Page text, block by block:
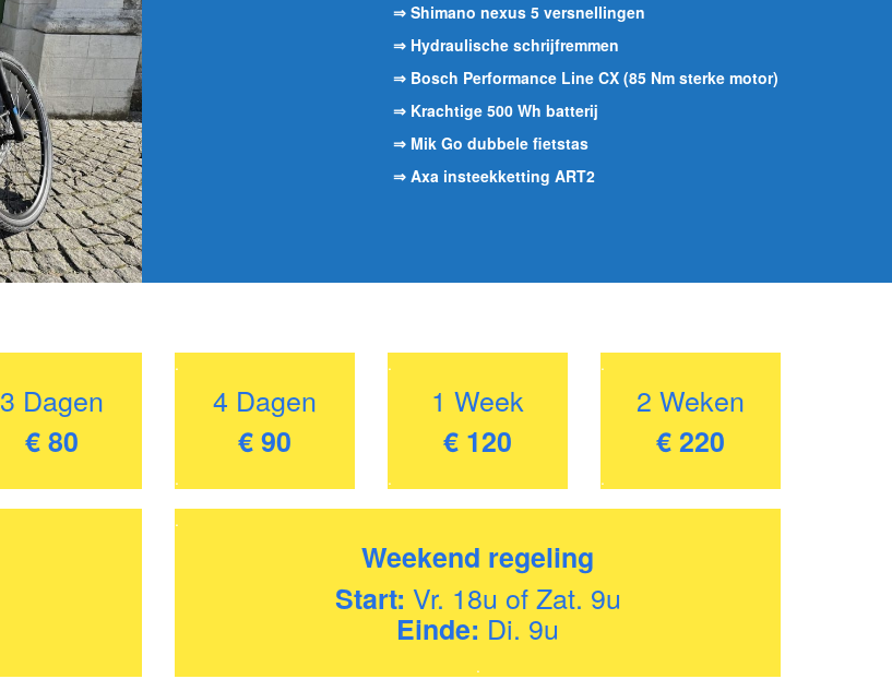
⇒ Shimano nexus 5 versnellingen
⇒ Hydraulische schrijfremmen
⇒ Bosch Performance Line CX (85 Nm sterke motor)
⇒ Krachtige 500 Wh batterij
⇒ Mik Go dubbele fietstas
⇒ Axa insteekketting ART2
3 Dagen
€ 80
.
4 Dagen
€ 90
.
.
1 Week
€ 120
.
.
2 Weken
€ 220
.
.
Weekend regeling
Start: Vr. 18u of Zat. 9u
Einde: Di. 9u
.